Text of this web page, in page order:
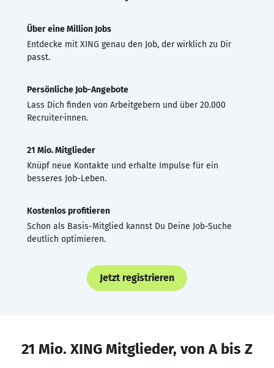
Über eine Million Jobs
Entdecke mit XING genau den Job, der wirklich zu Dir
passt.
Persönliche Job-Angebote
Lass Dich finden von Arbeitgebern und über 20.000
Recruiter·innen.
21 Mio. Mitglieder
Knüpf neue Kontakte und erhalte Impulse für ein
besseres Job-Leben.
Kostenlos profitieren
Schon als Basis-Mitglied kannst Du Deine Job-Suche
deutlich optimieren.
Jetzt registrieren
21 Mio. XING Mitglieder, von A bis Z